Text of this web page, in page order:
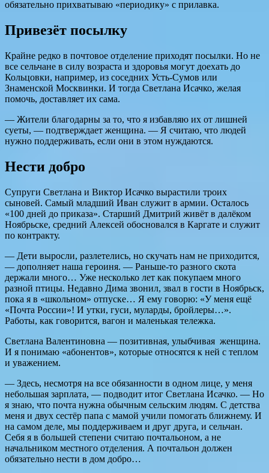
обязательно прихватываю «периодику» с прилавка.
Привезёт посылку
Крайне редко в почтовое отделение приходят посылки. Но не
все сельчане в силу возраста и здоровья могут доехать до
Кольцовки, например, из соседних Усть-Сумов или
Знаменской Москвинки. И тогда Светлана Исачко, желая
помочь, доставляет их сама.
— Жители благодарны за то, что я избавляю их от лишней
суеты, — подтверждает женщина. — Я считаю, что людей
нужно поддерживать, если они в этом нуждаются.
Нести добро
Супруги Светлана и Виктор Исачко вырастили троих
сыновей. Самый младший Иван служит в армии. Осталось
«100 дней до приказа». Старший Дмитрий живёт в далёком
Ноябрьске, средний Алексей обосновался в Каргате и служит
по контракту.
— Дети выросли, разлетелись, но скучать нам не приходится,
— дополняет наша героиня. — Раньше-то разного скота
держали много… Уже несколько лет как покупаем много
разной птицы. Недавно Дима звонил, звал в гости в Ноябрьск,
пока я в «школьном» отпуске… Я ему говорю: «У меня ещё
«Почта России»! И утки, гуси, муларды, бройлеры…».
Работы, как говорится, вагон и маленькая тележка.
Светлана Валентиновна — позитивная, улыбчивая женщина.
И я понимаю «абонентов», которые относятся к ней с теплом
и уважением.
— Здесь, несмотря на все обязанности в одном лице, у меня
небольшая зарплата, — подводит итог Светлана Исачко. — Но
я знаю, что почта нужна обычным сельским людям. С детства
меня и двух сестёр папа с мамой учили помогать ближнему. И
на самом деле, мы поддерживаем и друг друга, и сельчан.
Себя я в большей степени считаю почтальоном, а не
начальником местного отделения. А почтальон должен
обязательно нести в дом добро…